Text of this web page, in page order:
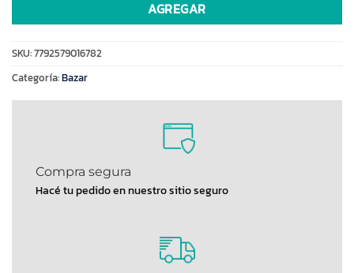
AGREGAR
SKU:7792579016782
Categoría:Bazar
Compra segura
Hacé tu pedido en nuestro sitio seguro